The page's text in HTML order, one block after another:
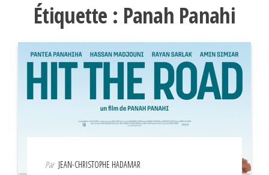
Étiquette : Panah Panahi
Par JEAN-CHRISTOPHE HADAMAR